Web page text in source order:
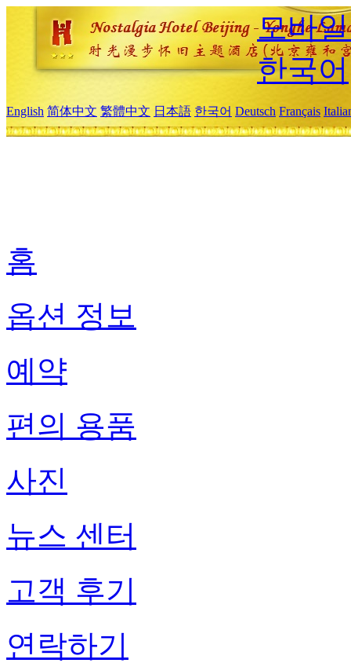
모바
한국어
English 简体中文 繁體中文 日本語 한국어 Deutsch Français
홈
옵션 정보
예약
편의 용품
사진
뉴스 센터
고객 후기
연락하기